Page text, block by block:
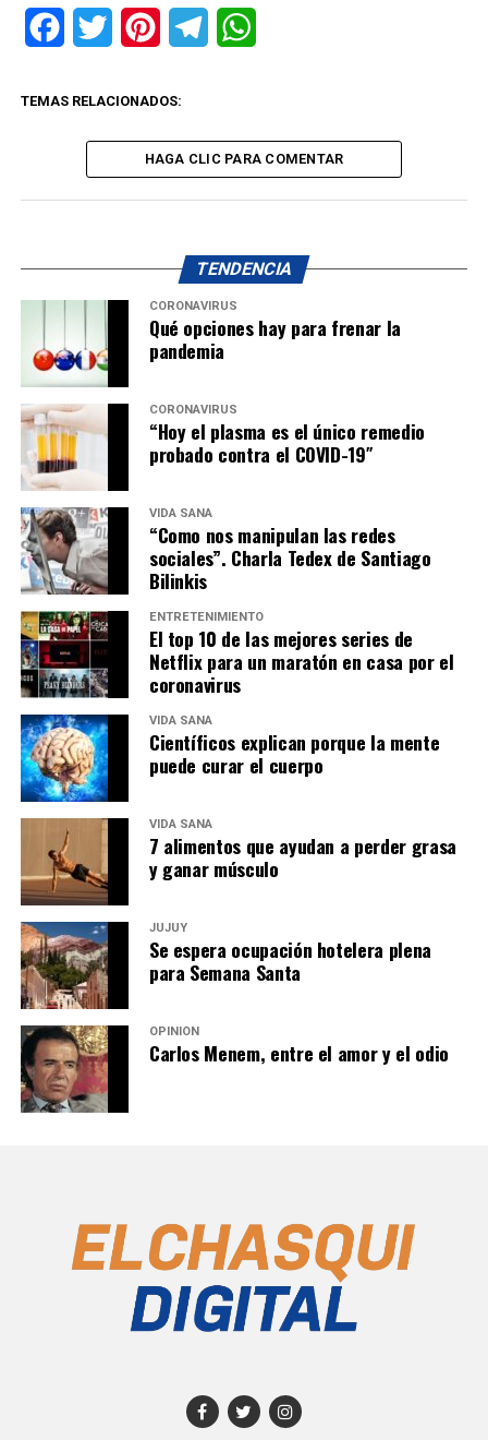
FacebookTwitter PinterestTelegram
TEMAS RELACIONADOS:
HAGA CLIC PARA COMENTAR
TENDENCIA
CORONAVIRUS
Qué opciones hay para frenar la
pandemia
CORONAVIRUS
“Hoy el plasma es el único remedio
probado contra el COVID-19″
VIDA SANA
“Como nos manipulan las redes
sociales”. Charla Tedex de Santiago
Bilinkis
ENTRETENIMIENTO
El top 10 de las mejores series de
Netflix para un maratón en casa por el
coronavirus
VIDA SANA
Científicos explican porque la mente
puede curar el cuerpo
VIDA SANA
7 alimentos que ayudan a perder grasa
y ganar músculo
JUJUY
Se espera ocupación hotelera plena
para Semana Santa
OPINIÓN
Carlos Menem, entre el amor y el odio